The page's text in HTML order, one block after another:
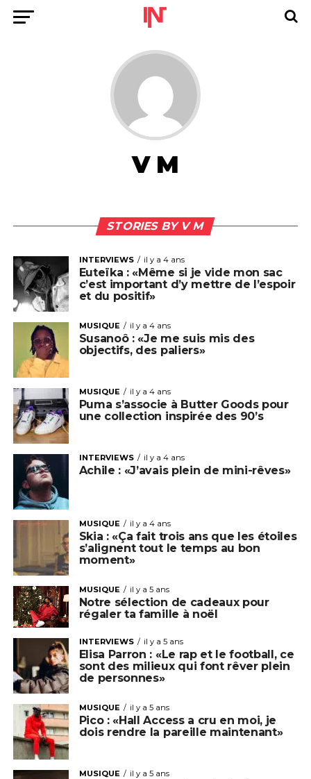
V M
STORIES BY V M
INTERVIEWS il y a 4 ans
Euteïka : «Même si je vide mon sac
c’est important d’y mettre de l’espoir
et du positif»
MUSIQUE il y a 4 ans
Susanoô : «Je me suis mis des
objectifs, des paliers»
MUSIQUE il y a 4 ans
Puma s’associe à Butter Goods pour
une collection inspirée des 90’s
INTERVIEWS il y a 4 ans
Achile : «J’avais plein de mini-rêves»
MUSIQUE il y a 4 ans
Skia : «Ça fait trois ans que les étoiles
s’alignent tout le temps au bon
moment»
MUSIQUE il y a 5 ans
Notre sélection de cadeaux pour
régaler ta famille à noël
INTERVIEWS il y a 5 ans
Elisa Parron : «Le rap et le football, ce
sont des milieux qui font rêver plein
de personnes»
MUSIQUE il y a 5 ans
Pico : «Hall Access a cru en moi, je
dois rendre la pareille maintenant»
MUSIQUE il y a 5 ans